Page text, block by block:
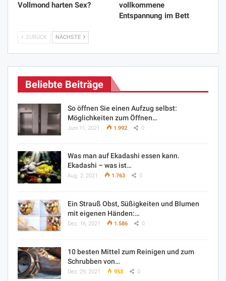
Vollmond harten Sex?
vollkommene
Entspannung im Bett
ZURÜCK NÄCHSTE
Beliebte Beiträge
So öffnen Sie einen Aufzug selbst:
Möglichkeiten zum Öffnen…
Juni 11, 2021 1.992 0
Was man auf Ekadashi essen kann.
Ekadashi – was ist…
Aug. 2, 2021 1.763 0
Ein Strauß Obst, Süßigkeiten und Blumen
mit eigenen Händen:…
Dez. 16, 2021 1.586 0
10 besten Mittel zum Reinigen und zum
Schrubben von…
Dez. 29, 2021 953 0